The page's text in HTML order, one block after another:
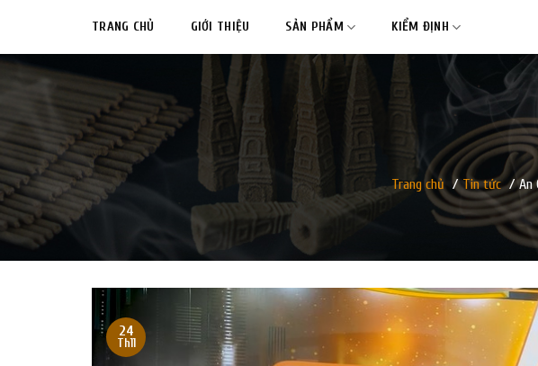
content
TRANG CHỦ GIỚI THIỆU SẢN PHẨM KIỂM ĐỊNH
Trang chủ / Tin tức / An
24
Th11